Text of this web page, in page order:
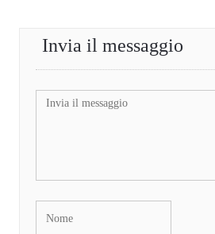
Invia il messaggio